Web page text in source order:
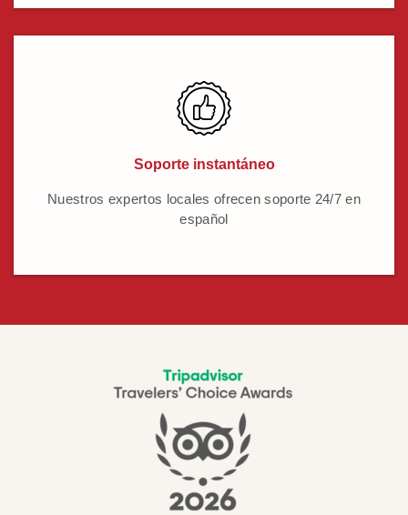
Soporte instantáneo
Nuestros expertos locales ofrecen soporte 24/7 en
español